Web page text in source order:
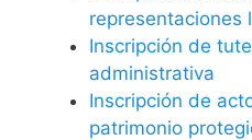
representaciones
Inscripción de
administrativa
Inscripción de
patrimonio